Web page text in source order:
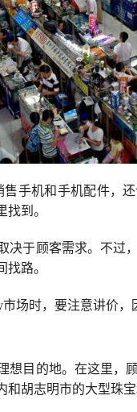
售手机和手机配件
到。
决于顾客需求。不过
路。
市场时，要注意讲价
想目的地。在这里，
和胡志明市的大型珠